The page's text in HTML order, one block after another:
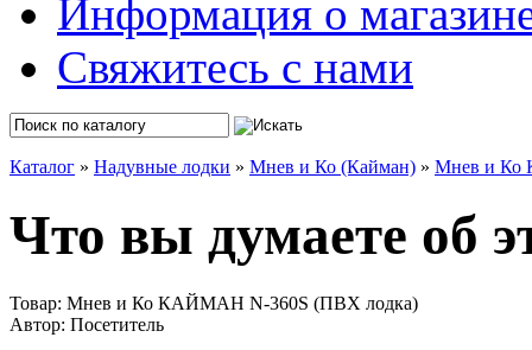
Информация о
Свяжитесь с нами
Каталог » Надувные лодки » Мнев и Ко (Кайман) » Мнев и Ко
Что вы думаете об
Товар: Мнев и Ко КАЙМАН N-360S (ПВХ лодка)
Автор: Посетитель